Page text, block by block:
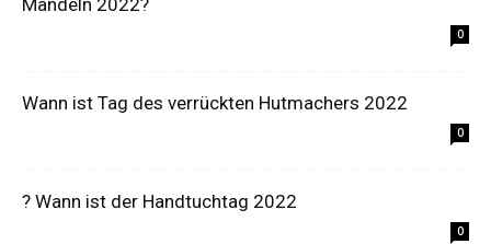
0
Wann ist Tag des verrückten Hutmachers 2022
0
? Wann ist der Handtuchtag 2022
0